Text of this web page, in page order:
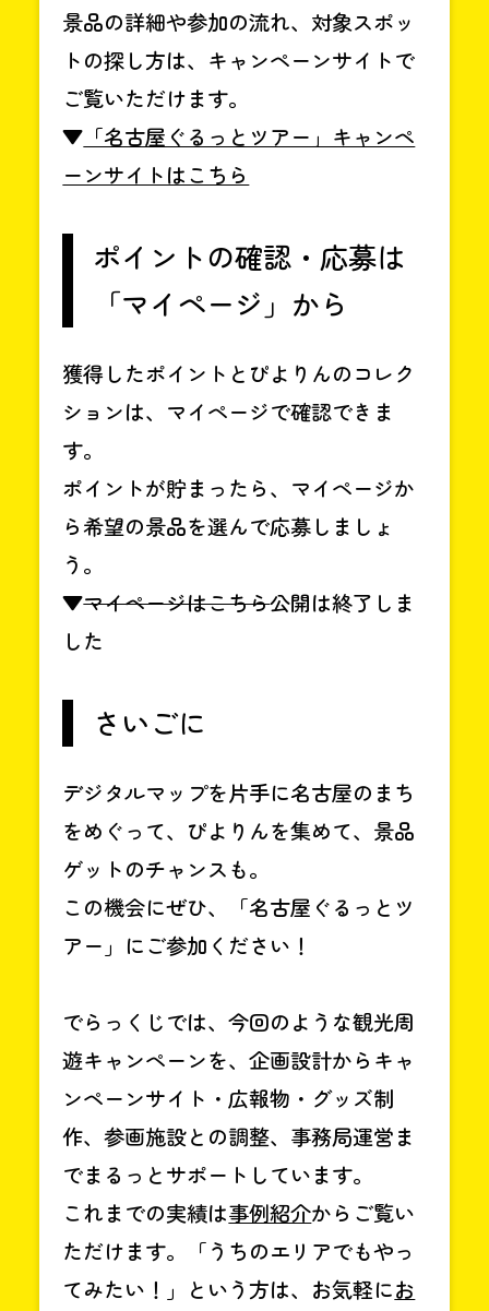
景品の詳細や参加の流れ、対象スポッ
トの探し方は、キャンペーンサイトで
ご覧いただけます。
▼ 「名古屋ぐるっとツアー」キャンペ
ーンサイトはこちら
ポイントの確認・応募は
「マイページ」から
獲得したポイントとぴよりんのコレク
ションは、マイページで確認できま
す。
ポイントが貯まったら、マイページか
ら希望の景品を選んで応募しましょ
う。
▼マイページはこちら公開は終了しま
した
さいごに
デジタルマップを片手に名古屋のまち
をめぐって、ぴよりんを集めて、景品
ゲットのチャンスも。
この機会にぜひ、「名古屋ぐるっとツ
アー」にご参加ください！
でらっくじでは、今回のような観光周
遊キャンペーンを、企画設計からキャ
ンペーンサイト・広報物・グッズ制
作、参画施設との調整、事務局運営ま
でまるっとサポートしています。
これまでの実績は事例紹介からご覧い
ただけます。「うちのエリアでもやっ
てみたい！」という方は、お気軽にお